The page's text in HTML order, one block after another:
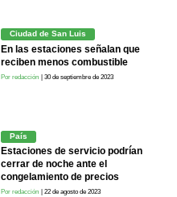
Ciudad de San Luis
En las estaciones señalan que
reciben menos combustible
Por redacción | 30 de septiembre de 2023
País
Estaciones de servicio podrían
cerrar de noche ante el
congelamiento de precios
Por redacción | 22 de agosto de 2023